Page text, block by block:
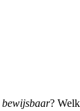
bewijsbaar?